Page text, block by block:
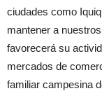
ciudades como
mantener a
favorecerá su
mercados de
familiar campesina